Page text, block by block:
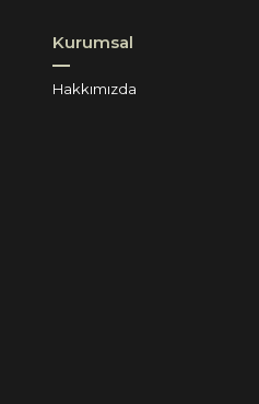
Kurumsal
Hakkımızda